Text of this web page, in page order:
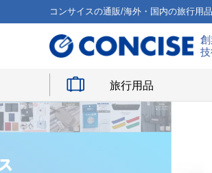
コンサイスの通販/海外・国内の旅行用
旅行用品